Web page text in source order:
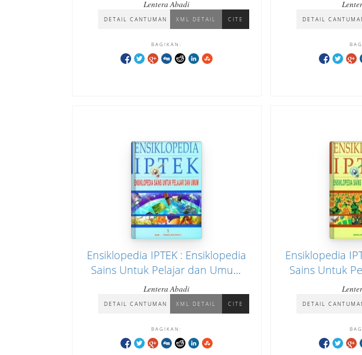
Pertengahan, Abad Pertengahan"
Lentera Abadi
DETAIL CANTUMAN XML DETAIL CITE
BAGIKAN:
DETAIL
Ensiklopedia IPTEK : Ensiklopedia
Sains Untuk Pelajar dan Umum
Jilid 1 "Bumi, Ruang dan Waktu"
Lentera Abadi
DETAIL CANTUMAN XML DETAIL CITE
BAGIKAN:
Ensiklopedia
Sains Untuk
Jilid 2
DETAIL